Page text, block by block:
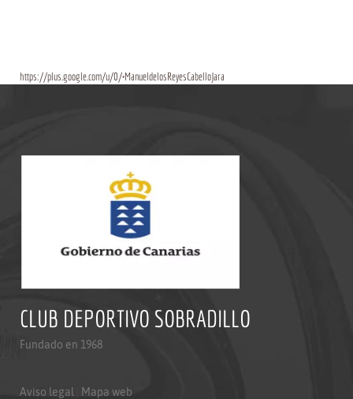
https://plus.google.com/u/0/+ManueldelosReyesCabelloJara
CLUB DEPORTIVO SOBRADILLO
Fundado en 1968
Aviso legal Mapa web